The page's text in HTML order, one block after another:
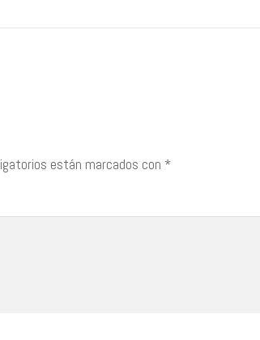
están marcados con *